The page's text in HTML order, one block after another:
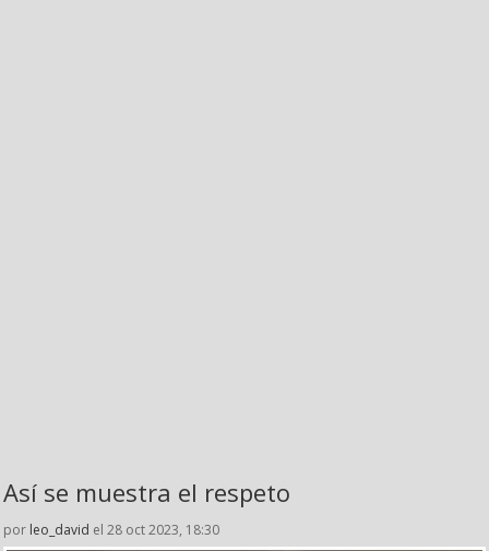
Así se muestra el respeto
por leo_david el 28 oct 2023, 18:30